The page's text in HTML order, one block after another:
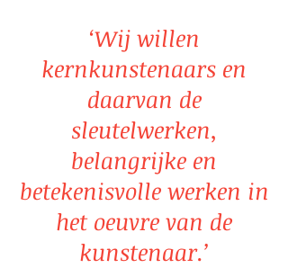
‘Wij willen
kernkunstenaars en
daarvan de
sleutelwerken,
belangrijke en
betekenisvolle werken in
het oeuvre van de
kunstenaar.’